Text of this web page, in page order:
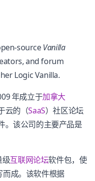
sourceVanilla
and forum
Logic Vanilla.
年成立于加拿大
云的（SaaS）社区论坛
。该公司的主要产品是
级互联网论坛软件包，使
而成。该软件根据